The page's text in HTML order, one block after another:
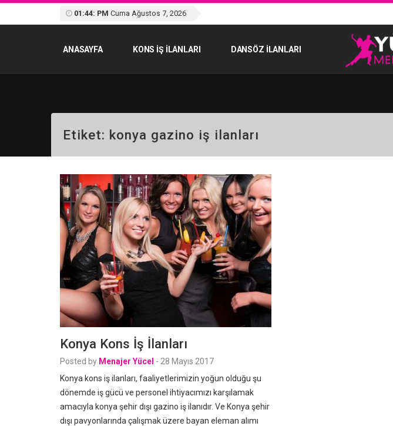
01:44: PM Cuma Ağustos 7, 2026
ANASAYFA KONS IŞ ILANLARI DANSÖZ İLANLARI
Etiket: konya gazino iş ilanları
Konya Kons İş İlanları
Posted by Menajer Yücel - 28 Mayıs 2017
Konya kons iş ilanları, faaliyetlerimizin yoğun olduğu şu
dönemde iş gücü ve personel ihtiyacımızı karşılamak
amacıyla konya şehir dışı gazino iş ilanıdır. Ve Konya şehir
dışı pavyonlarında çalışmak üzere bayan eleman alımı